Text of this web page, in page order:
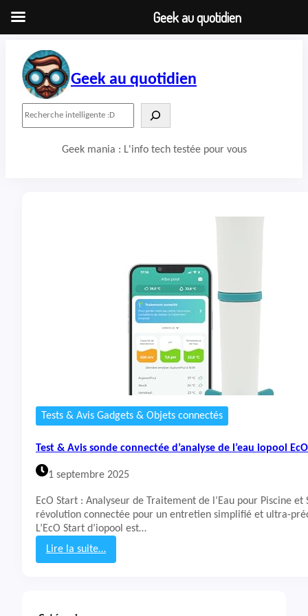
contenu
Geek au quotidien
Geek mania : L'info tech testée pour vous
Tests & Avis Gadgets & Objets connectés
Test & Avis sonde connectée d’analyse de l’eau iopool
1 septembre 2025
EcO Start : Analyseur de Traitement de l’Eau pour Piscine et
révolution connectée pour un entretien simplifié et ultra-
L’EcO Start d’iopool est…
Lire la suite…
:
Geek au quotidien